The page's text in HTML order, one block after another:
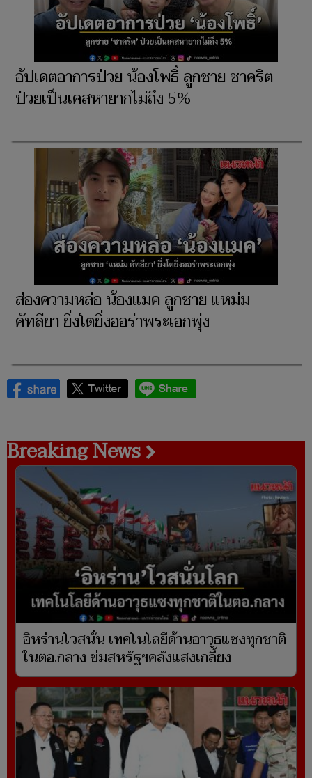
อัปเดตอาการป่วย น้องโพธิ์ ลูกชาย ชาคริต
ป่วยเป็นเคสหายากไม่ถึง 5%
ส่องความหล่อ น้องแมค ลูกชาย แหม่ม
คัทลียา ยิ่งโตยิ่งออร่าพระเอกพุ่ง
Breaking News
อิหร่านโวสนั่น เทคโนโลยีด้านอาวุธแซงทุกชาติ
ในตอ.กลาง ข่มสหรัฐฯคลังแสงเกลี้ยง